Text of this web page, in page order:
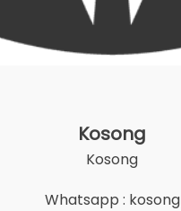
Kosong
Kosong
Whatsapp : kosong